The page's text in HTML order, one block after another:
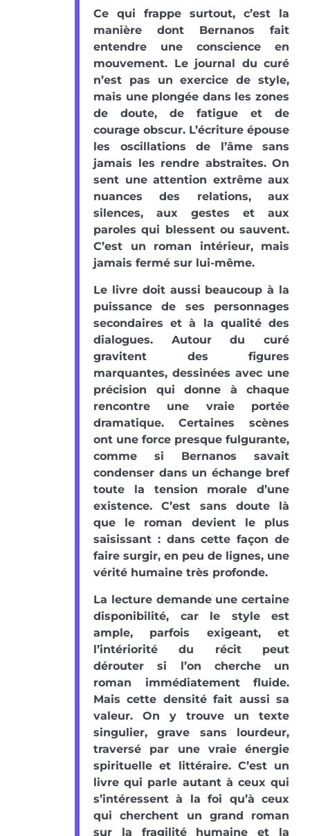
Ce qui frappe surtout, c’est la
manière dont Bernanos fait
entendre une conscience en
mouvement. Le journal du curé
n’est pas un exercice de style,
mais une plongée dans les zones
de doute, de fatigue et de
courage obscur. L’écriture épouse
les oscillations de l’âme sans
jamais les rendre abstraites. On
sent une attention extrême aux
nuances des relations, aux
silences, aux gestes et aux
paroles qui blessent ou sauvent.
C’est un roman intérieur, mais
jamais fermé sur lui-même.
Le livre doit aussi beaucoup à la
puissance de ses personnages
secondaires et à la qualité des
dialogues. Autour du curé
gravitent des figures
marquantes, dessinées avec une
précision qui donne à chaque
rencontre une vraie portée
dramatique. Certaines scènes
ont une force presque fulgurante,
comme si Bernanos savait
condenser dans un échange bref
toute la tension morale d’une
existence. C’est sans doute là
que le roman devient le plus
saisissant : dans cette façon de
faire surgir, en peu de lignes, une
vérité humaine très profonde.
La lecture demande une certaine
disponibilité, car le style est
ample, parfois exigeant, et
l’intériorité du récit peut
dérouter si l’on cherche un
roman immédiatement fluide.
Mais cette densité fait aussi sa
valeur. On y trouve un texte
singulier, grave sans lourdeur,
traversé par une vraie énergie
spirituelle et littéraire. C’est un
livre qui parle autant à ceux qui
s’intéressent à la foi qu’à ceux
qui cherchent un grand roman
sur la fragilité humaine et la